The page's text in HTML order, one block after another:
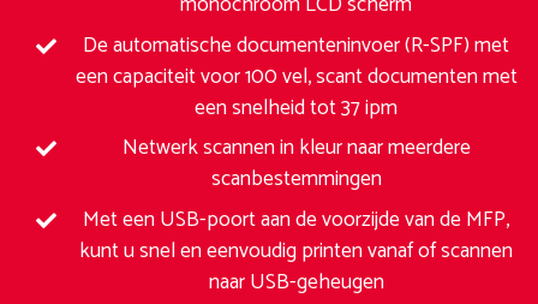
De automatische documenteninvoer (R-SPF) met
een capaciteit voor 100 vel, scant documenten met
een snelheid tot 37 ipm
Netwerk scannen in kleur naar meerdere
scanbestemmingen
Met een USB-poort aan de voorzijde van de MFP,
kunt u snel en eenvoudig printen vanaf of scannen
naar USB-geheugen